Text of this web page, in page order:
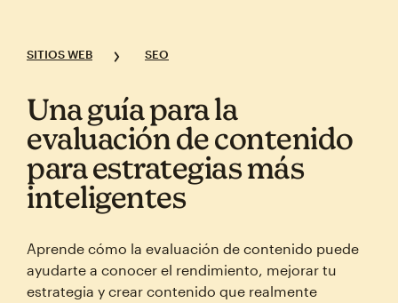
SITIOS WEB SEO
Una guía para la
evaluación de contenido
para estrategias más
inteligentes
Aprende cómo la evaluación de contenido puede
ayudarte a conocer el rendimiento, mejorar tu
estrategia y crear contenido que realmente